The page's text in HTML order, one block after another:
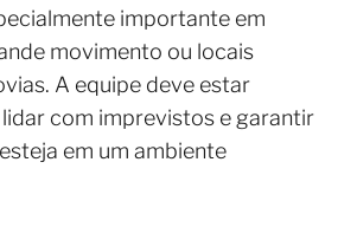
importante em
movimento ou locais
A equipe deve estar
com imprevistos e garantir
esteja em um ambiente